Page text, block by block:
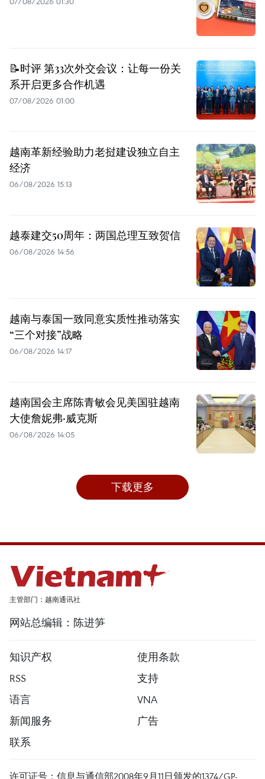
📝时评 第33次外交会议：让每一份关
系开启更多合作机遇
07/08/2026 01:00
越南革新经验助力老挝建设独立自主
经济
06/08/2026 15:13
越泰建交50周年：两国总理互致贺信
06/08/2026 14:56
越南与泰国一致同意实质性推动落实
“三个对接”战略
06/08/2026 14:17
越南国会主席陈青敏会见美国驻越南
大使詹妮弗·威克斯
06/08/2026 14:05
下载更多
主管部门：越南通讯社
网站总编辑：陈进笋
知识产权
使用条款
RSS
支持
语言
VNA
新闻服务
广告
联系
许可证号：信息与通信部2008年9月11日颁发的1374/GP-